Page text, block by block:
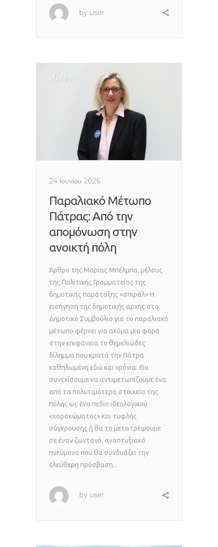
by user
Άρθρα
24 Ιουνίου 2026
Παραλιακό Μέτωπο
Πάτρας: Από την
απομόνωση στην
ανοικτή πόλη
Άρθρο της Μαρίας Μπέλμπα, μέλους
της Πολιτικής Γραμματείας της
δημοτικής παράταξης «σπιράλ» Η
εισήγηση της δημοτικής αρχής στο
Δημοτικό Συμβούλιο για το παραλιακό
μέτωπο φέρνει για ακόμα μια φορά
στην επιφάνεια το θεμελιώδες
δίλημμα που κρατά την Πάτρα
καθηλωμένη εδώ και χρόνια: Θα
συνεχίσουμε να αντιμετωπίζουμε ένα
από τα πολυτιμότερα στοιχεία της
πόλης ως ένα πεδίο ιδεολογικού
«χαρακώματος» και τυφλής
σύγκρουσης ή θα το μετατρέψουμε
σε έναν ζωντανό, αναπτυξιακό
πνεύμονα που θα συνδυάζει την
ελεύθερη πρόσβαση...
by user